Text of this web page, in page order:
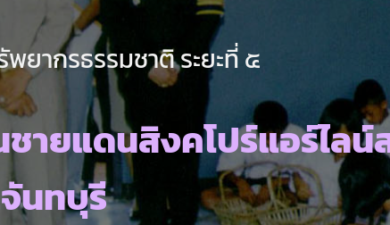
ยากรธรรมชาติ ระยะที่ ๕
ชายแดนสิงคโปร์แอร์ไลน์
นทบุรี